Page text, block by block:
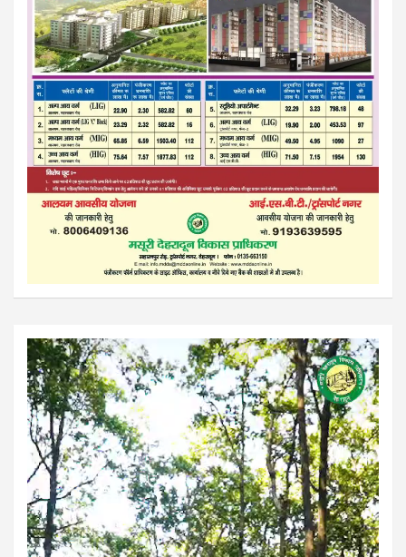
Video
Player